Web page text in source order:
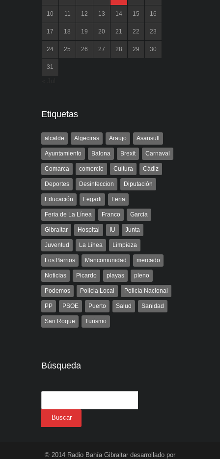
10 11 12 13 14 15 16
17 18 19 20 21 22 23
24 25 26 27 28 29 30
31
Etiquetas
alcalde Algeciras Araujo Asansull
Ayuntamiento Balona Brexit Carnaval
Comarca comercio Cultura Cádiz
Deportes Desinfeccion Diputación
Educación Fegadi Feria
Feria de La Línea Franco Garcia
Gibraltar Hospital IU Junta
Juventud La Línea Limpieza
Los Barrios Mancomunidad mercado
Noticias Picardo playas pleno
Podemos Policia Local Policía Nacional
PP PSOE Puerto Salud Sanidad
San Roque Turismo
Búsqueda
© 2014 Radio Bahía Gibraltar desarrollado por